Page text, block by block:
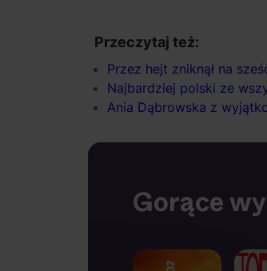
Przeczytaj też:
Przez hejt zniknął na
Najbardziej polski ze
Ania Dąbrowska z
Gorące